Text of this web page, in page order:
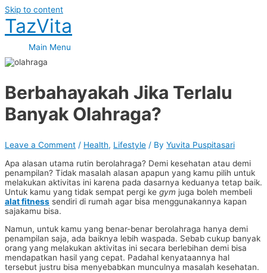
Skip to content
TazVita
Main Menu
Berbahayakah Jika Terlalu
Banyak Olahraga?
Leave a Comment / Health, Lifestyle / By Yuvita Puspitasari
Apa alasan utama rutin berolahraga? Demi kesehatan atau demi
penampilan? Tidak masalah alasan apapun yang kamu pilih untuk
melakukan aktivitas ini karena pada dasarnya keduanya tetap baik.
Untuk kamu yang tidak sempat pergi ke gym juga boleh membeli
alat fitness sendiri di rumah agar bisa menggunakannya kapan
sajakamu bisa.
Namun, untuk kamu yang benar-benar berolahraga hanya demi
penampilan saja, ada baiknya lebih waspada. Sebab cukup banyak
orang yang melakukan aktivitas ini secara berlebihan demi bisa
mendapatkan hasil yang cepat. Padahal kenyataannya hal
tersebut justru bisa menyebabkan munculnya masalah kesehatan.